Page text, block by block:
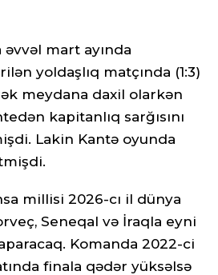
əvvəl mart ayında
yoldaşlıq matçında (1:3)
meydana daxil olarkən
kapitanlıq sarğısını
Lakin Kantə oyunda
millisi 2026-cı il dünya
Seneqal və İraqla eyni
Komanda 2022-ci
finala qədər yüksəlsə